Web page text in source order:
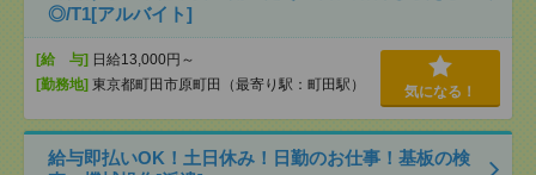
◎/T1[アルバイト]
[給 与] 日給13,000円～
[勤務地] 東京都町田市原町田（最寄り駅：町田駅） 気になる！
給与即払いOK！土日休み！日勤のお仕事！基板の検